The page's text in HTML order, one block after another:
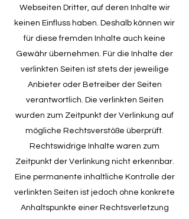
Webseiten Dritter, auf deren Inhalte wir
keinen Einfluss haben. Deshalb können wir
für diese fremden Inhalte auch keine
Gewähr übernehmen. Für die Inhalte der
verlinkten Seiten ist stets der jeweilige
Anbieter oder Betreiber der Seiten
verantwortlich. Die verlinkten Seiten
wurden zum Zeitpunkt der Verlinkung auf
mögliche Rechtsverstöße überprüft.
Rechtswidrige Inhalte waren zum
Zeitpunkt der Verlinkung nicht erkennbar.
Eine permanente inhaltliche Kontrolle der
verlinkten Seiten ist jedoch ohne konkrete
Anhaltspunkte einer Rechtsverletzung